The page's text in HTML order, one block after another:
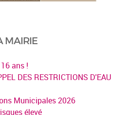
MAIRIE
ans !
DES RESTRICTIONS D'EAU
Municipales 2026
élevé